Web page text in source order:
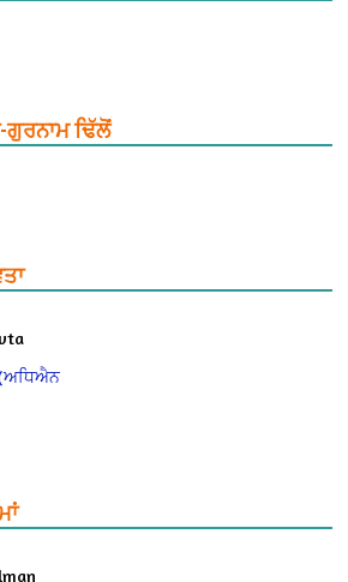
ਗੁਰਨਾਮ ਢਿੱਲੋਂ
(ਅਧਿਐਨ